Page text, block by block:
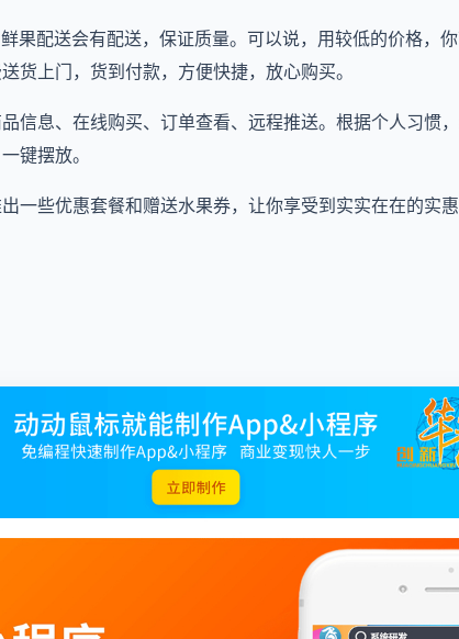
果配送会有配送，保证质量。可以说，用较低的价格，
货上门，货到付款，方便快捷，放心购买。
信息、在线购买、订单查看、远程推送。根据个人习惯
键摆放。
一些优惠套餐和赠送水果券，让你享受到实实在在的实惠